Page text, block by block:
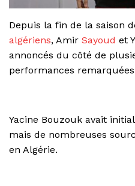
Depuis la fin de la saison
algériens, Amir Sayoud et
annoncés du côté de
performances
Yacine Bouzouk avait
mais de nombreuses
en Algérie.